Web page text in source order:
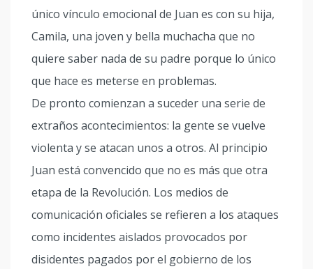
único vínculo emocional de Juan es con su hija,
Camila, una joven y bella muchacha que no
quiere saber nada de su padre porque lo único
que hace es meterse en problemas.
De pronto comienzan a suceder una serie de
extraños acontecimientos: la gente se vuelve
violenta y se atacan unos a otros. Al principio
Juan está convencido que no es más que otra
etapa de la Revolución. Los medios de
comunicación oficiales se refieren a los ataques
como incidentes aislados provocados por
disidentes pagados por el gobierno de los